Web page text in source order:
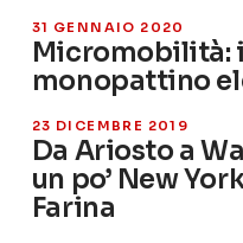
31 GENNAIO 2020
Micromobilità:
monopattino
23 DICEMBRE 2019
Da Ariosto a
un po’ New
Farina